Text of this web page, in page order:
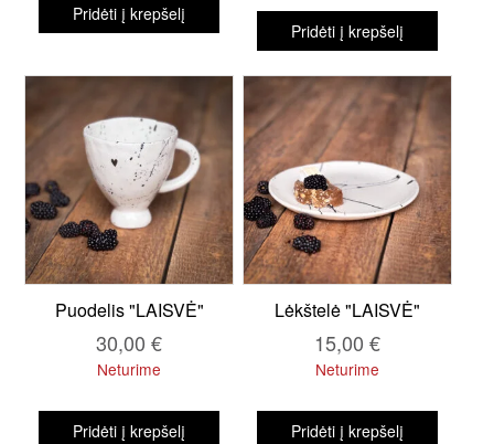
Pridėti į krepšelį
Pridėti į krepšelį
Puodelis "LAISVĖ"
30,00€
Neturime
Pridėti į krepšelį
Lėkštelė "LAISVĖ"
15,00 €
Neturime
Pridėti į krepšelį